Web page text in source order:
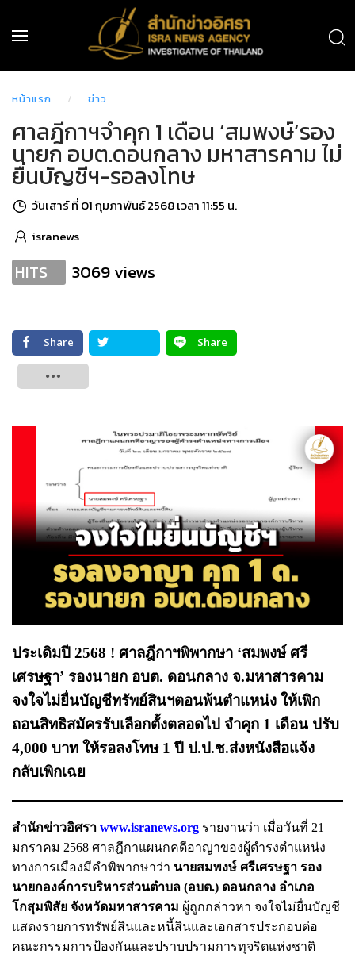
หน้าแรก ข่าว
ศาลฎีกาฯจำคุก 1 เดือน ‘สมพงษ์’รอง
นายก อบต.ดอนกลาง มหาสารคาม ไม่
ยื่นบัญชีฯ-รอลงโทษ
วันเสาร์ ที่ 01 กุมภาพันธ์ 2568 เวลา 11:55 น.
isranews
HITS 3069 views
Share
Share
ประเดิมปี 2568 ! ศาลฎีกาฯพิพากษา ‘สมพงษ์ ศรี
เศรษฐา’ รองนายก อบต. ดอนกลาง จ.มหาสารคาม
จงใจไม่ยื่นบัญชีทรัพย์สินฯตอนพ้นตำแหน่ง ให้เพิก
ถอนสิทธิสมัครรับเลือกตั้งตลอดไป จำคุก 1 เดือน ปรับ
4,000 บาท ให้รอลงโทษ 1 ปี ป.ป.ช.ส่งหนังสือแจ้ง
กลับเพิกเฉย
สำนักข่าวอิศรา www.isranews.org รายงานว่า เมื่อวันที่ 21
มกราคม 2568 ศาลฎีกาแผนกคดีอาญาของผู้ดำรงตำแหน่ง
ทางการเมืองมีคำพิพากษาว่า นายสมพงษ์ ศรีเศรษฐา รอง
นายกองค์การบริหารส่วนตำบล (อบต.) ดอนกลาง อำเภอ
โกสุมพิสัย จังหวัดมหาสารคาม ผู้ถูกกล่าวหา จงใจไม่ยื่นบัญชี
แสดงรายการทรัพย์สินและหนี้สินและเอกสารประกอบต่อ
คณะกรรมการป้องกันและปราบปรามการทุจริตแห่งชาติ